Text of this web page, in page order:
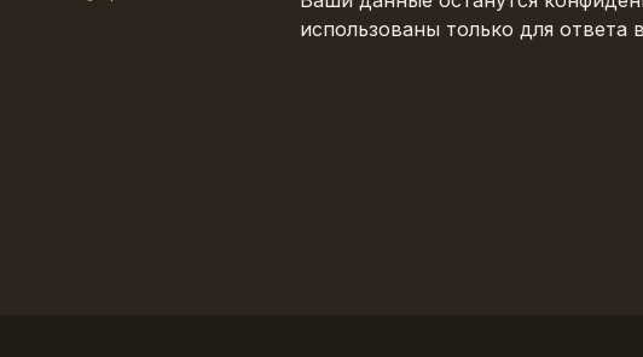
использованы только для ответа